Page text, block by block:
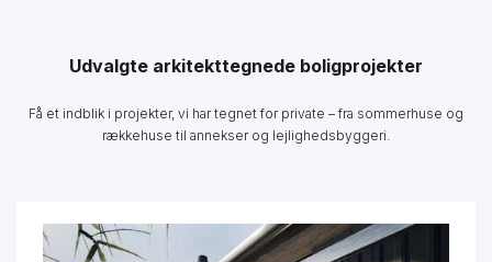
Udvalgte arkitekttegnede boligprojekter
Få et indblik i projekter, vi har tegnet for private – fra sommerhuse og
rækkehuse til annekser og lejlighedsbyggeri.